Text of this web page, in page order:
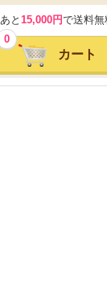
あと 15,000円で送料無
0
カート